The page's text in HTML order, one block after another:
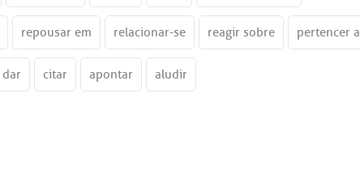
repousar em relacionar-se reagir sobre pertencer a
dar citar apontar aludir